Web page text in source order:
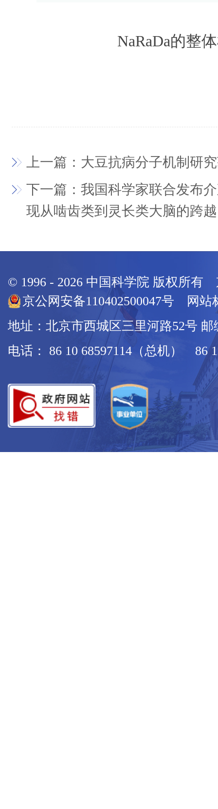
NaRaDa的整
上一篇：大豆抗病分子机制研
下一篇：我国科学家联合发布
现从啮齿类到灵长类大脑的跨越
© 1996 - 2026 中国科学院 版权所有
京公网安备110402500047号 网站
地址：北京市西城区三里河路52号 邮
电话： 86 10 68597114（总机） 86